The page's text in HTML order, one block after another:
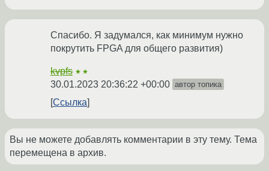
Спасибо. Я задумался, как минимум нужно
покрутить FPGA для общего развития)
kvpfs ★★
30.01.2023 20:36:22 +00:00 автор топика
Ссылка
Вы не можете добавлять комментарии в эту тему. Тема
перемещена в архив.